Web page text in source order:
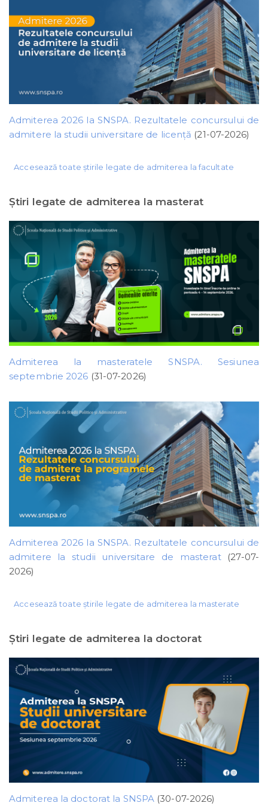
Admiterea 2026 la SNSPA. Rezultatele concursului de
admitere la studii universitare de licență (21-07-2026)
Accesează toate știrile legate de admiterea la facultate
Ştiri legate de admiterea la masterat
Admiterea la masteratele SNSPA. Sesiunea
septembrie 2026 (31-07-2026)
Admiterea 2026 la SNSPA. Rezultatele concursului de
admitere la studii universitare de masterat
(27-07-
2026)
Accesează toate știrile legate de admiterea la masterate
Ştiri legate de admiterea la doctorat
Admiterea la doctorat la SNSPA (30-07-2026)